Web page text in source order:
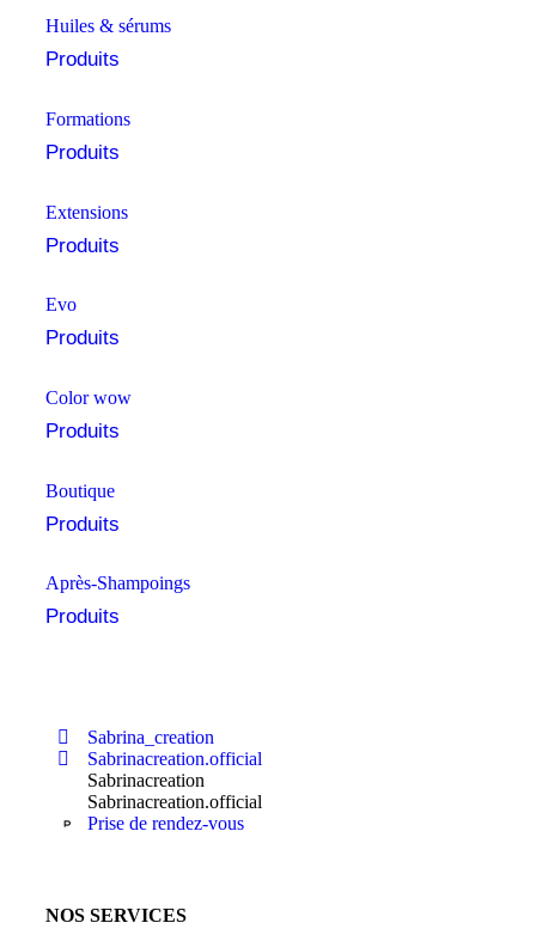
Huiles & sérums
Produits
Formations
Produits
Extensions
Produits
Evo
Produits
Color wow
Produits
Boutique
Produits
Après-Shampoings
Produits
Sabrina_creation
Sabrinacreation.official
Sabrinacreation
Sabrinacreation.official
Prise de rendez-vous
NOS SERVICES